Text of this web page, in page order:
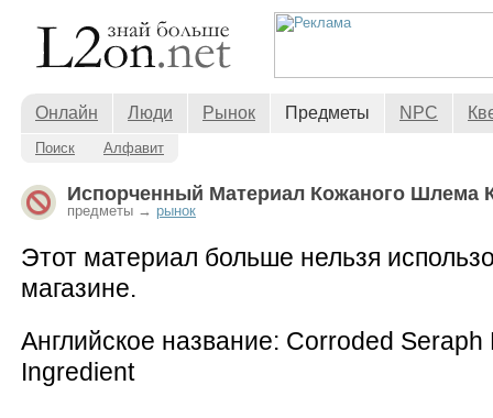
Онлайн Люди Рынок Предметы NPC
Поиск Алфавит
Испорченный Материал Кожаного Шлема
предметы → рынок
Этот материал больше нельзя
магазине.
Английское название: Corroded
Ingredient